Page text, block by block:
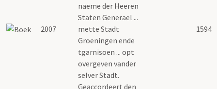
2007
naeme der Heeren
Staten Generael ...
mette Stadt
Groeningen ende
tgarnisoen ... opt
overgeven vander
selver Stadt.
Geaccordeert den
1594